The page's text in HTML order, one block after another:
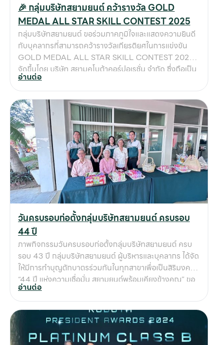
🎉 กลุ่มบริษัทสยามยนต์ คว้ารางวัล GOLD
MEDAL ALL STAR SKILL CONTEST 2025
กลุ่มบริษัทสยามยนต์ ขอร่วมภาคภูมิใจและแสดงความยินดี
กับบุคลากรที่สามารถคว้ารางวัลเกียรติยศในการแข่งขัน
GOLD MEDAL ALL STAR SKILL CONTEST 2025
จัดขึ้นโดย บริษัท สยามคูโบต้าคอร์ปอเรชั่น จำกัด ซึ่งถือเป็น
เวทีการแข่งขันทักษะระดับประเทศ ที่คัดเลือกผู้เข้าแข่งขัน
จากทั่วประเทศ มาประชันความรู้ ความสามารถ และความ
เชี่ยวชาญในสายงานต่าง ๆ 🏆 ในปีนี้ บุคลากรของกลุ่ม
บริษัทสยามยนต์สามารถสร้างชื่อเสียงและผลงานที่โดดเด่น
โดยได้รับรางวัลดังนี้ การได้รับรางวัลครั้งนี้ ไม่เพียงเป็น
ความสำเร็จของบุคลากรแต่ละท่านเท่านั้น แต่ยังเป็นหลักฐาน
ยืนยันถึงความมุ่งมั่นของกลุ่มบริษัทสยามยนต์ ในการ
พัฒนาศักยภาพบุคลากรอย่างต่อเนื่อง ให้มีความรู้ ความ
สามารถ และความเชี่ยวชาญที่ทันต่อการเปลี่ยนแปลงของ
อุตสาหกรรมเกษตรและเครื่องจักรกลหนัก ✨ รางวัลที่ได้รับ
สะท้อนถึงมาตรฐานในการทำงานที่เป็นเลิศของพนักงาน
สยามยนต์ และยังเป็นการการันตีให้กับลูกค้าว่า ทุกการ
บริการจากสยามยนต์จะเต็มไปด้วยคุณภาพ ความเชี่ยวชาญ
และการดูแลเอาใจใส่อย่างดีที่สุด 🚜 พันธกิจของสยามยนต์:
ก้าวสู่การเป็นพันธมิตรที่ลูกค้าไว้วางใจ กลุ่มบริษัทสยาม
ยนต์จะยังคงเดินหน้าพัฒนาศักยภาพบุคลากรในทุกมิติ ไม่
ว่าจะเป็นงานขาย งานบริการ งานซ่อมบำรุง หรือการดูแล
อะไหล่ โดยมีเป้าหมายสำคัญคือการ ยกระดับมาตรฐานการให้
บริการ และการสร้างความมั่นใจให้กับลูกค้าว่า สยามยนต์คือ
พันธมิตรที่พร้อมจะอยู่เคียงข้างลูกค้าในทุกความสำเร็จ 📞
ติดต่อสอบถามรายละเอียดสินค้าคูโบต้า
อ่านต่อ
วันครบรอบก่อตั้งกลุ่มบริษัทสยามยนต์ ครบรอบ
44 ปี
ภาพกิจกรรมวันครบรอบก่อตั้งกลุ่มบริษัทสยามยนต์ ครบ
รอบ 43 ปี กลุ่มบริษัทสยามยนต์ ผู้บริหารและบุคลากร ได้จัด
ให้มีการทำบุญตักบาตรร่วมกันในทุกสาขาเพื่อเป็นสิริมงคล
“44 ปี แห่งความเชื่อมั่น สยามยนต์พร้อมเคียงข้างคุณ” ขอ
ขอบคุณลูกค้าทุกท่าน ที่ไว้วางใจใช้บริการกับสยามยนต์มา
ตลอด 44 ปี เราขอสัญญาว่าจะมุ่งมั่นพัฒนาบริการ และ
ความเชี่ยวชาญด้านเครื่องจักรกลฯ พร้อมดำเนินธุรกิจที่รับ
ผิดชอบต่อสังคมและสิ่งแวดล้อม เพื่อตอบโจทย์ธุรกิจของ
ลูกค้าให้เติบโตร่วมกันอย่างยั่งยืน
อ่านต่อ